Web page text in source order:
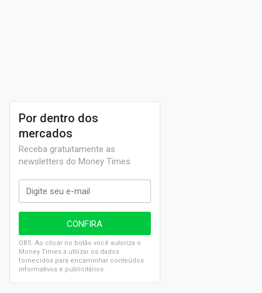
nas assembleias gerais e também receberá
proventos, comodividendos
próprio.
Por dentro dos
mercados
Receba gratuitamente as
newsletters do Money Times
OBS: Ao clicar no botão você autoriza o
Money Times a utilizar os dados
fornecidos para encaminhar conteúdos
informativos e publicitários.